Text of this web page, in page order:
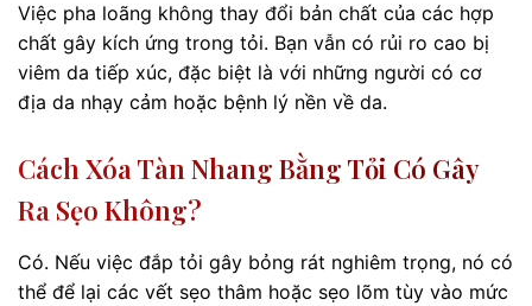
Việc pha loãng không thay đổi bản chất của các hợp
chất gây kích ứng trong tỏi. Bạn vẫn có rủi ro cao bị
viêm da tiếp xúc, đặc biệt là với những người có cơ
địa da nhạy cảm hoặc bệnh lý nền về da.
Cách Xóa Tàn Nhang Bằng Tỏi Có Gây
Ra Sẹo Không?
Có. Nếu việc đắp tỏi gây bỏng rát nghiêm trọng, nó có
thể để lại các vết sẹo thâm hoặc sẹo lõm tùy vào mức